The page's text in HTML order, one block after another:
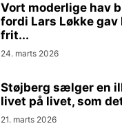
Vort moderlige hav
fordi Lars Løkke
frit...
24. marts 2026
Støjberg sælger en
livet på livet, som
21. marts 2026